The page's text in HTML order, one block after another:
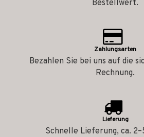
Bestellwert.
Zahlungsarten
Bezahlen Sie bei uns auf die
Rechnung.
Lieferung
Schnelle Lieferung, ca.